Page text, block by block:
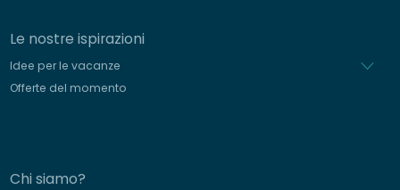
Le nostre ispirazioni
Idee per le vacanze
Offerte del momento
Chi siamo?